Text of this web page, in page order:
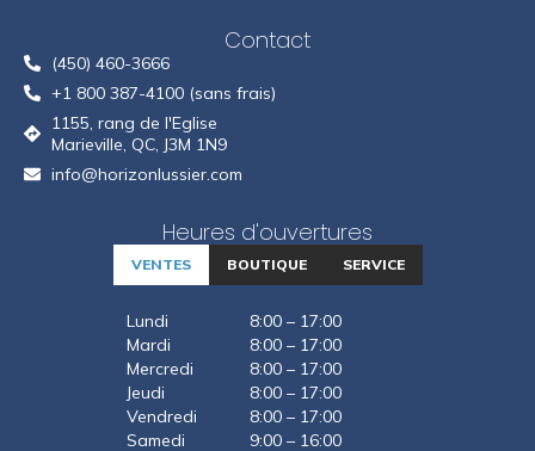
Heures d'ouvertures
VENTES BOUTIQUE SERVICE
Lundi
8:00 – 17:00
Mardi
8:00 – 17:00
Mercredi
8:00 – 17:00
Jeudi
8:00 – 17:00
Vendredi
8:00 – 17:00
Samedi
9:00 – 16:00
Contact
(450) 460-3666
+1 800 387-4100 (sans frais)
1155, rang de l'Eglise
Marieville, QC, J3M 1N9
info@horizonlussier.com